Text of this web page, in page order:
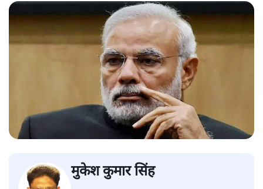
मुकेश कुमार सिंह